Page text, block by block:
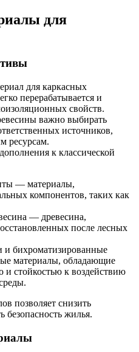
для
для каркасных
перерабатывается и
свойств.
важно выбирать
источников,
ресурсам.
к классической
— материалы,
компонентов, таких как
— древесина,
после лесных
бихроматизированные
материалы, обладающие
стойкостью к воздействию
позволяет снизить
безопасность жилья.